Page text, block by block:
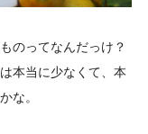
のってなんだっけ？
本当に少なくて、本
な。